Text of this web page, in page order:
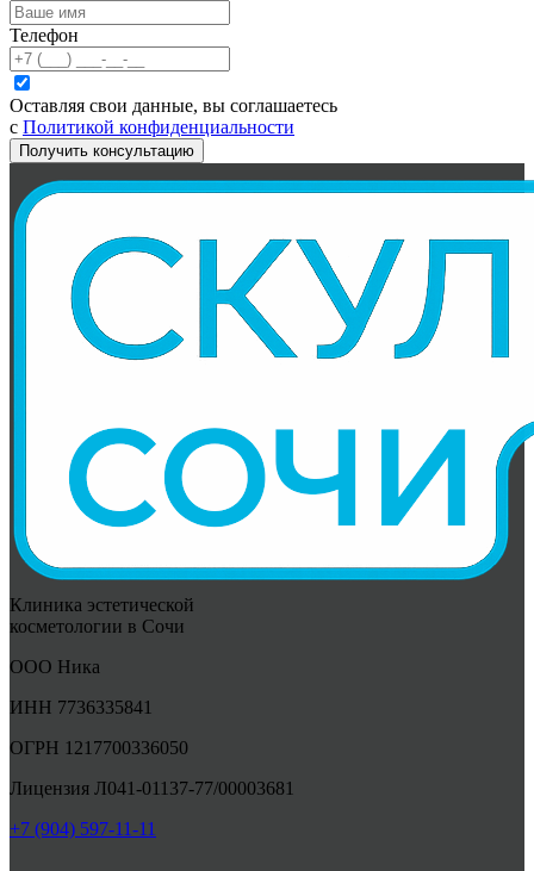
Телефон
Оставляя свои данные, вы соглашаетесь
с Политикой конфиденциальности
Получить консультацию
Клиника эстетической
косметологии в Сочи
ООО Ника
ИНН 7736335841
ОГРН 1217700336050
Лицензия Л041-01137-77/00003681
+7 (904) 597-11-11